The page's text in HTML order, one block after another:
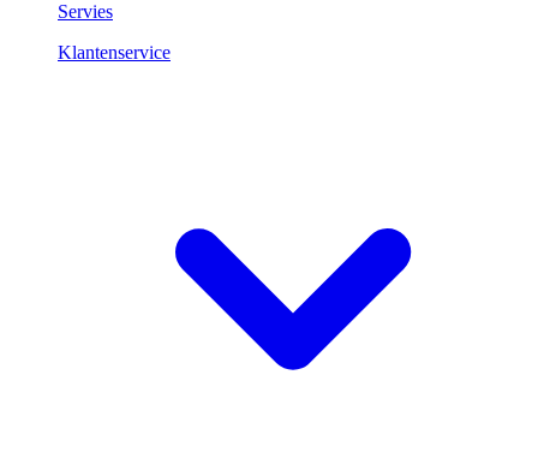
Servies
Klantenservice